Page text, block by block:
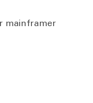
mainframer